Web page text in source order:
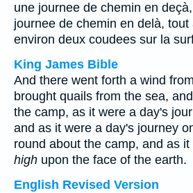
une journee de chemin en
journee de chemin en delà,
environ deux coudees sur la
King James Bible
And there went forth a wind
brought quails from the sea,
the camp, as it were a day's
and as it were a day's journey
round about the camp, and as
high upon the face of the earth.
English Revised Version